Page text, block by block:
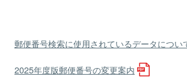
郵便番号検索に使用されているデータについ
2025年度版郵便番号の変更案内